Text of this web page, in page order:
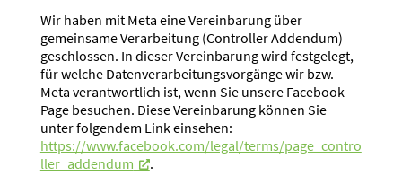
Wir haben mit Meta eine Verein­barung über
gemeinsame Verar­beitung (Controller Addendum)
geschlossen. In dieser Verein­barung wird festgelegt,
für welche Daten­ver­ar­bei­tungs­vor­gänge wir bzw.
Meta verant­wortlich ist, wenn Sie unsere Facebook-
Page besuchen. Diese Verein­barung können Sie
unter folgendem Link einsehen:
https://www.facebook.com/legal/terms/page_contro
ller_addendum
.